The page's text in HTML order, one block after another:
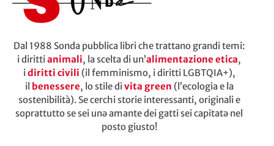
Dal 1988 Sonda pubblica libri che trattano grandi temi:
i dirittianimali, la scelta di un’alimentazione etica,
idiritti civili (il femminismo, i diritti LGBTQIA+),
il benessere, lo stile divita green (l’ecologia e la
sostenibilità). Se cerchi storie interessanti, originali e
soprattutto se sei unə amante dei gatti sei capitatə nel
posto giusto!